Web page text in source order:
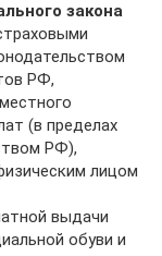
закона
РФ,
(в пределах
РФ),
лицом
выдачи
обуви и